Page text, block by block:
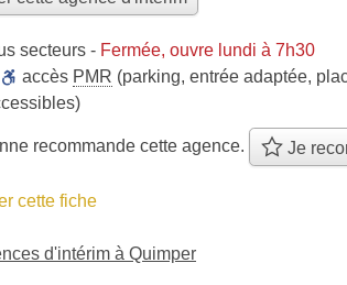
secteurs - Fermée, ouvre lundi à 7h30
accès PMR (parking, entrée adaptée,
recommande cette agence. Je
cette fiche
d'intérim à Quimper